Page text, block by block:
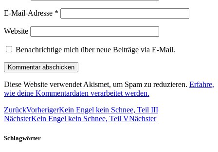
E-Mail-Adresse *
Website
Benachrichtige mich über neue Beiträge via E-Mail.
Diese Website verwendet Akismet, um Spam zu reduzieren. Erfahre,
wie deine Kommentardaten verarbeitet werden.
ZurückVorherigerKein Engel kein Schnee, Teil III
NächsterKein Engel kein Schnee, Teil VNächster
Schlagwörter